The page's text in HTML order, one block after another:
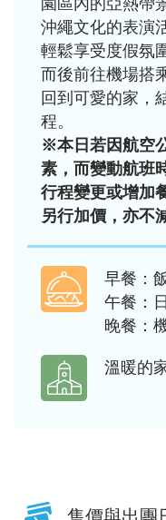
沖繩文化的表演
輕鬆享受度假氛圍
而後前往機場搭
回到可愛的家，
程。
※本日若因航空
素，而變動航班
行程變更或增加
另行加價，亦不
早餐：
午餐：
晚餐：
溫暖的